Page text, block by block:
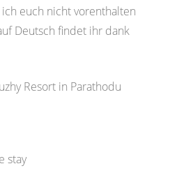
euch nicht vorenthalten
Deutsch findet ihr dank
Resort in Parathodu
stay